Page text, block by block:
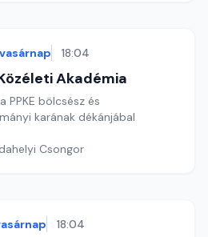
vasárnap 18:04
Akadémia
PPKE bölcsész és
karának dékánjábal
Csongor
18:04